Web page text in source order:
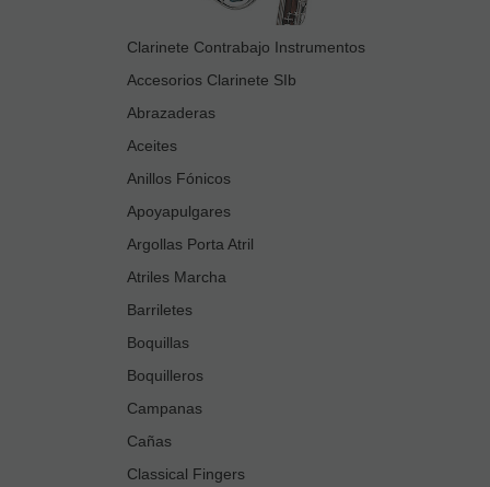
Clarinete Contrabajo Instrumentos
Accesorios Clarinete SIb
Abrazaderas
Aceites
Anillos Fónicos
Apoyapulgares
Argollas Porta Atril
Atriles Marcha
Barriletes
Boquillas
Boquilleros
Campanas
Cañas
Classical Fingers